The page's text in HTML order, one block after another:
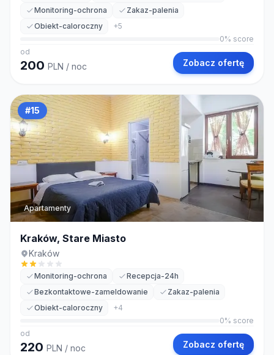
Monitoring-ochrona
Zakaz-palenia
Obiekt-caloroczny
+5
0% score
od
200 PLN / noc Zobacz ofertę
#15
Apartamenty
Kraków, Stare Miasto
Kraków
Monitoring-ochrona
Recepcja-24h
Bezkontaktowe-zameldowanie
Zakaz-palenia
Obiekt-caloroczny
+4
0% score
od
220 PLN / noc Zobacz ofertę